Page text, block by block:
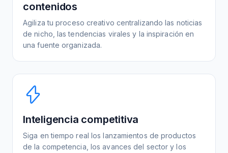
contenidos
Agiliza tu proceso creativo centralizando las noticias
de nicho, las tendencias virales y la inspiración en
una fuente organizada.
Inteligencia competitiva
Siga en tiempo real los lanzamientos de productos
de la competencia, los avances del sector y los